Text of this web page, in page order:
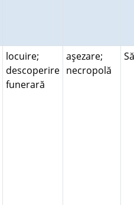
locuire;
descoperire
funerară
aşezare;
necropolă